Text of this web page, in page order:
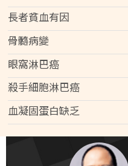
長者貧血有因
骨髓病變
眼窩淋巴癌
殺手細胞淋巴癌
血凝固蛋白缺乏